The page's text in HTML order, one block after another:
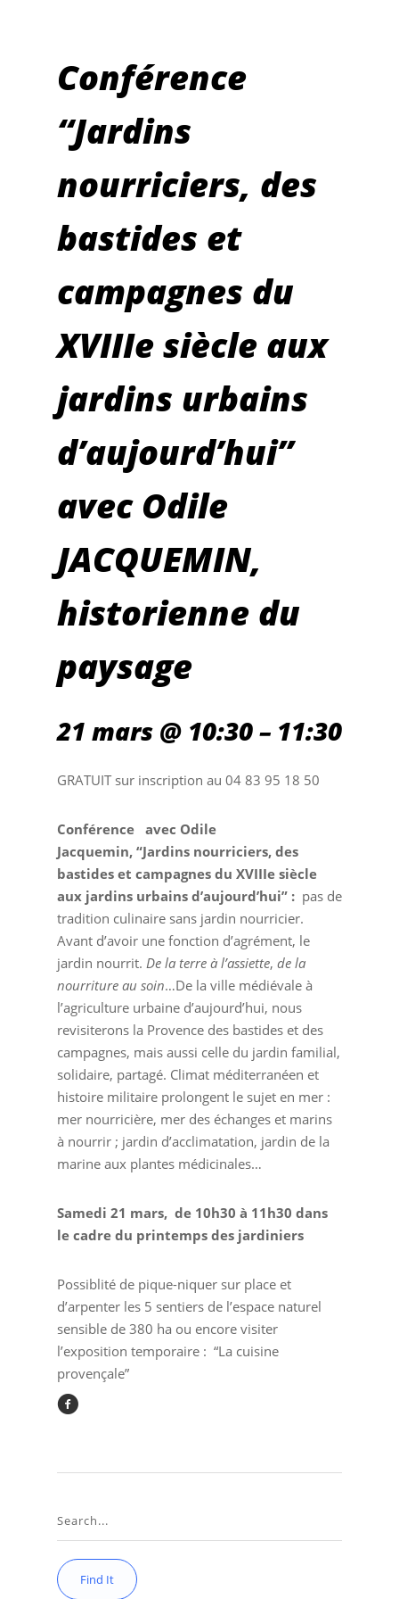
Conférence
“Jardins
nourriciers, des
bastides et
campagnes du
XVIIIe siècle aux
jardins urbains
d’aujourd’hui”
avec Odile
JACQUEMIN,
historienne du
paysage
21 mars @ 10:30 – 11:30
GRATUIT sur inscription au 04 83 95 18 50
Conférence avec Odile
Jacquemin, “Jardins nourriciers, des
bastides et campagnes du XVIIIe siècle
aux jardins urbains d’aujourd’hui” : pas de
tradition culinaire sans jardin nourricier.
Avant d’avoir une fonction d’agrément, le
jardin nourrit. De la terre à l’assiette, de la
nourriture au soin…De la ville médiévale à
l’agriculture urbaine d’aujourd’hui, nous
revisiterons la Provence des bastides et des
campagnes, mais aussi celle du jardin familial,
solidaire, partagé. Climat méditerranéen et
histoire militaire prolongent le sujet en mer :
mer nourricière, mer des échanges et marins
à nourrir ; jardin d’acclimatation, jardin de la
marine aux plantes médicinales…
Samedi 21 mars, de 10h30 à 11h30 dans
le cadre du printemps des jardiniers
Possiblité de pique-niquer sur place et
d’arpenter les 5 sentiers de l’espace naturel
sensible de 380 ha ou encore visiter
l’exposition temporaire : “La cuisine
provençale”